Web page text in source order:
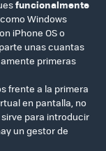
funcionalmente
Windows
iPhone OS o
unas cuantas
primeras
frente a la primera
en pantalla, no
para introducir
un gestor de